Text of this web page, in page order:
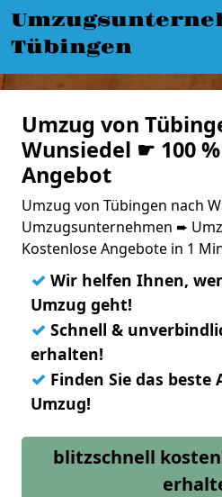
Tübingen
Umzug von
Wunsiedel ☛ 100
Angebot
Umzug von Tübingen nach
Umzugsunternehmen ➨
Kostenlose Angebote in 1
✓ Wir helfen Ihnen,
Umzug geht!
✓ Schnell &
erhalten!
✓ Finden Sie das
Umzug!
blitzschnell